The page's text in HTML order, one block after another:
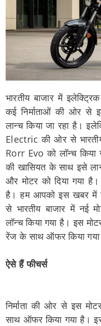
भारतीय बाजार में
कई निर्माताओं की ओर से
लान्च किया जा रहा है।
Electric की ओर से
Rorr Evo को लॉन्च किया
की खासियत के साथ इसे
और मोटर को दिया गया
है। हम आपको इस खबर में
से भारतीय बाजार में नई
लॉन्च किया गया है। इस
रेंज के साथ ऑफर किया गया
ऐसे हैं फीचर्स
निर्माता की ओर से इस
साथ ऑफर किया गया है।